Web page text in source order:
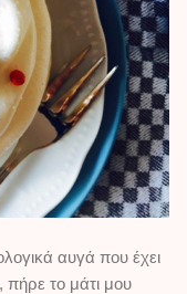
αυγά που έχει
το μάτι μου